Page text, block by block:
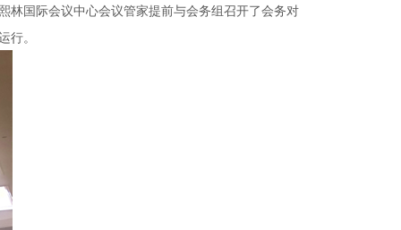
林国际会议中心会议管家提前与会务组召开了会务对
。